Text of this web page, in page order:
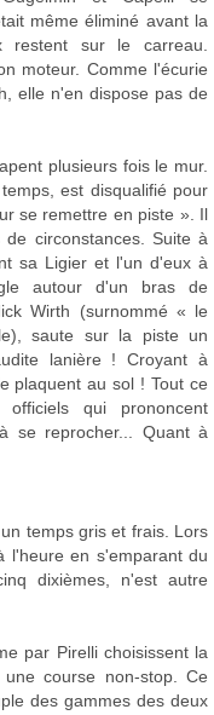
même éliminé avant la
restent sur le carreau.
moteur. Comme l'écurie
elle n'en dispose pas de
plusieurs fois le mur.
est disqualifié pour
se remettre en piste ». Il
circonstances. Suite à
sa Ligier et l'un d'eux à
autour d'un bras de
Wirth (surnommé « le
saute sur la piste un
lanière ! Croyant à
plaquent au sol ! Tout ce
qui prononcent
se reprocher... Quant à
temps gris et frais. Lors
l'heure en s'emparant du
dixièmes, n'est autre
par Pirelli choisissent la
course non-stop. Ce
des gammes des deux